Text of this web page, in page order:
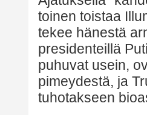
toinen toistaa
tekee hänestä
presidenteillä
puhuvat usein,
pimeydestä, ja
tuhotakseen